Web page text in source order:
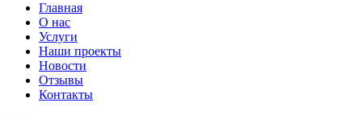
Главная
О нас
Услуги
Наши проекты
Новости
Отзывы
Контакты